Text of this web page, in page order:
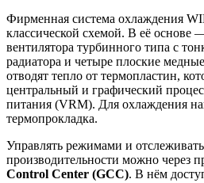
Фирменная система охлаждения
классической схемой. В её основе
вентилятора турбинного типа с
радиатора и четыре плоские
отводят тепло от термопластин,
центральный и графический
питания (VRM). Для охлаждения
термопрокладка.
Управлять режимами и
производительности можно через
Control Center (GCC). В нём